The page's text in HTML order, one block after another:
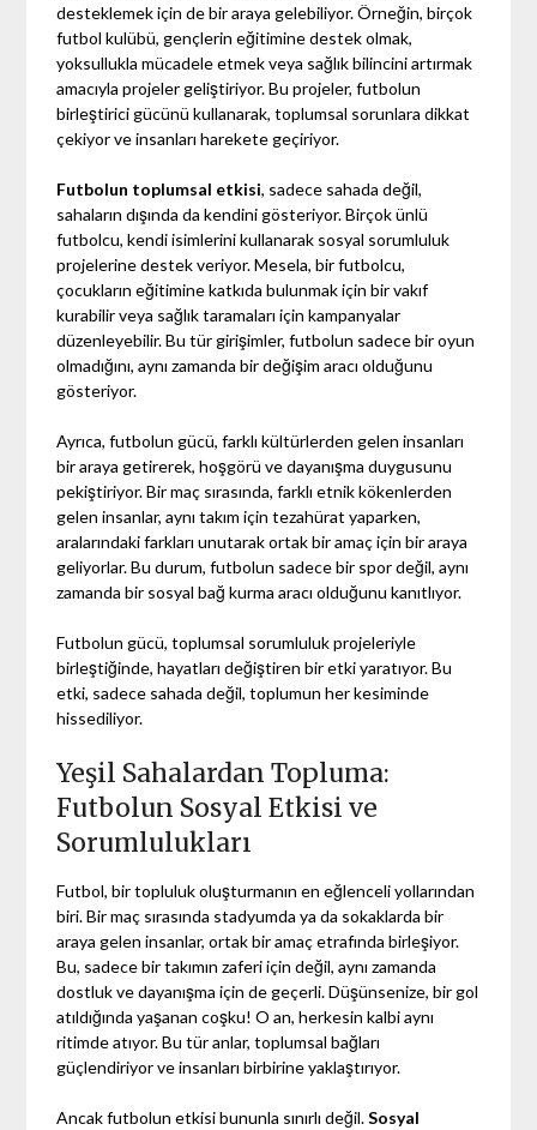
desteklemek için de bir araya gelebiliyor. Örneğin, birçok
futbol kulübü, gençlerin eğitimine destek olmak,
yoksullukla mücadele etmek veya sağlık bilincini artırmak
amacıyla projeler geliştiriyor. Bu projeler, futbolun
birleştirici gücünü kullanarak, toplumsal sorunlara dikkat
çekiyor ve insanları harekete geçiriyor.
Futbolun toplumsal etkisi, sadece sahada değil,
sahaların dışında da kendini gösteriyor. Birçok ünlü
futbolcu, kendi isimlerini kullanarak sosyal sorumluluk
projelerine destek veriyor. Mesela, bir futbolcu,
çocukların eğitimine katkıda bulunmak için bir vakıf
kurabilir veya sağlık taramaları için kampanyalar
düzenleyebilir. Bu tür girişimler, futbolun sadece bir oyun
olmadığını, aynı zamanda bir değişim aracı olduğunu
gösteriyor.
Ayrıca, futbolun gücü, farklı kültürlerden gelen insanları
bir araya getirerek, hoşgörü ve dayanışma duygusunu
pekiştiriyor. Bir maç sırasında, farklı etnik kökenlerden
gelen insanlar, aynı takım için tezahürat yaparken,
aralarındaki farkları unutarak ortak bir amaç için bir araya
geliyorlar. Bu durum, futbolun sadece bir spor değil, aynı
zamanda bir sosyal bağ kurma aracı olduğunu kanıtlıyor.
Futbolun gücü, toplumsal sorumluluk projeleriyle
birleştiğinde, hayatları değiştiren bir etki yaratıyor. Bu
etki, sadece sahada değil, toplumun her kesiminde
hissediliyor.
Yeşil Sahalardan Topluma:
Futbolun Sosyal Etkisi ve
Sorumlulukları
Futbol, bir topluluk oluşturmanın en eğlenceli yollarından
biri. Bir maç sırasında stadyumda ya da sokaklarda bir
araya gelen insanlar, ortak bir amaç etrafında birleşiyor.
Bu, sadece bir takımın zaferi için değil, aynı zamanda
dostluk ve dayanışma için de geçerli. Düşünsenize, bir gol
atıldığında yaşanan coşku! O an, herkesin kalbi aynı
ritimde atıyor. Bu tür anlar, toplumsal bağları
güçlendiriyor ve insanları birbirine yaklaştırıyor.
Ancak futbolun etkisi bununla sınırlı değil.Sosyal